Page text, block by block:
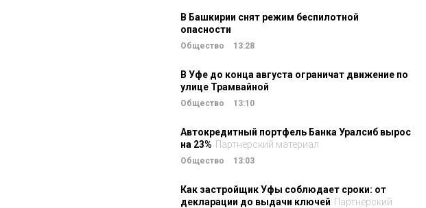
В Башкирии снят режим беспилотной
опасности
Общество 13:28
В Уфе до конца августа ограничат движение по
улице Трамвайной
Общество 13:10
Автокредитный портфель Банка Уралсиб вырос
на 23% Партнерский материал
Общество 13:03
Как застройщик Уфы соблюдает сроки: от
декларации до выдачи ключей Партнерский